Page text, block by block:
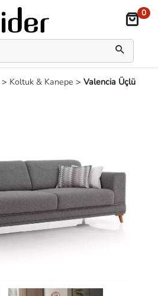
0
> Koltuk & Kanepe > Valencia Üçlü